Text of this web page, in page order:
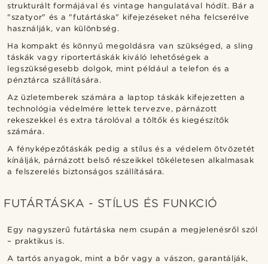
strukturált formájával és vintage hangulatával hódít. Bár a
"szatyor" és a "futártáska" kifejezéseket néha felcserélve
használják, van különbség.
Ha kompakt és könnyű megoldásra van szükséged, a sling
táskák vagy riportertáskák kiváló lehetőségek a
legszükségesebb dolgok, mint például a telefon és a
pénztárca szállítására.
Az üzletemberek számára a laptop táskák kifejezetten a
technológia védelmére lettek tervezve, párnázott
rekeszekkel és extra tárolóval a töltők és kiegészítők
számára.
A fényképezőtáskák pedig a stílus és a védelem ötvözetét
kínálják, párnázott belső részeikkel tökéletesen alkalmasak
a felszerelés biztonságos szállítására.
FUTÁRTÁSKA - STÍLUS ÉS FUNKCIÓ
Egy nagyszerű futártáska nem csupán a megjelenésről szól
– praktikus is.
A tartós anyagok, mint a bőr vagy a vászon, garantálják,